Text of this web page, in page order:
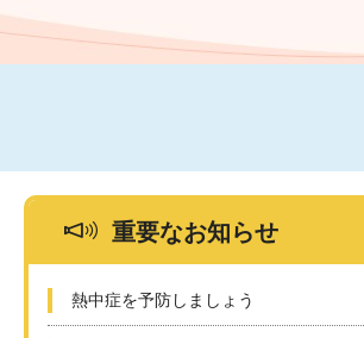
文
重要なお知らせ
熱中症を予防しましょう